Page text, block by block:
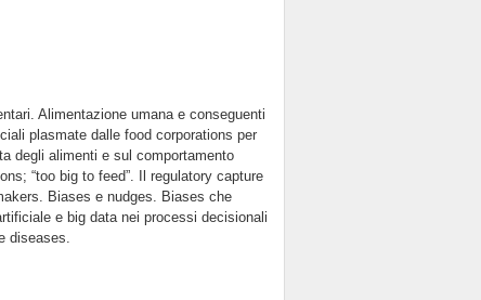
Alimentazione umana e conseguenti
plasmate dalle food corporations per
degli alimenti e sul comportamento
“too big to feed”. Il regulatory capture
Biases e nudges. Biases che
e big data nei processi decisionali
diseases.